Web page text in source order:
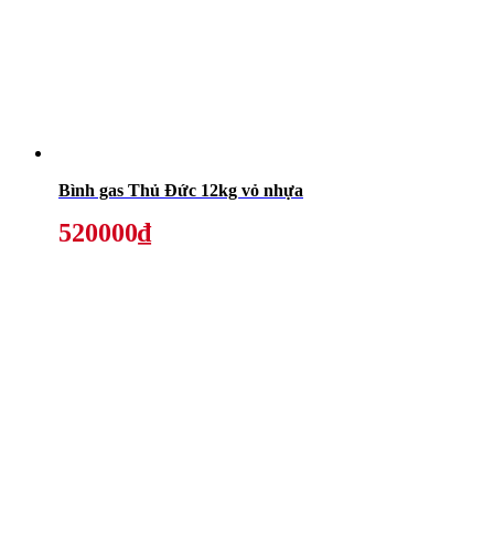
Bình gas Thủ Đức 12kg vỏ nhựa
520000₫